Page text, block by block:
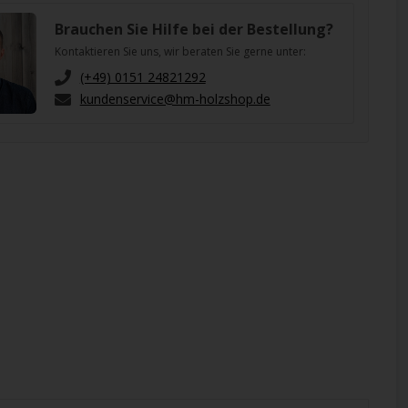
Brauchen Sie Hilfe bei der Bestellung?
Kontaktieren Sie uns, wir beraten Sie gerne unter:
(+49) 0151 24821292
kundenservice@hm-holzshop.de